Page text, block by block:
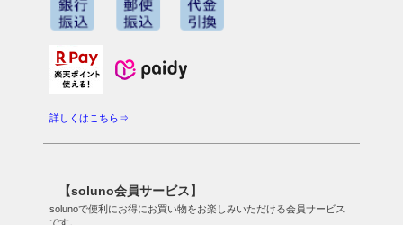
詳しくはこちら⇒
【soluno会員サービス】
solunoで便利にお得にお買い物をお楽しみいただける会員サービス
です。